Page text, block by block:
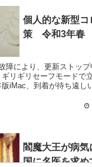
個人的な新型
策 令和3年春
障により、更新ストッ
リギリセーフモードで
iMac、到着が待ち遠し
閻魔大王が病
国に名医を求